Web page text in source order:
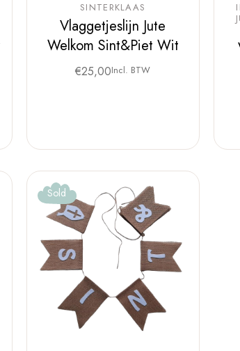
SINTERKLAAS
Vlaggetjeslijn Jute
Welkom Sint&Piet Wit
€25,00Incl. BTW
Sold